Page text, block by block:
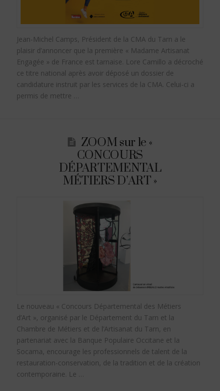
Jean-Michel Camps, Président de la CMA du Tarn a le
plaisir d’annoncer que la première « Madame Artisanat
Engagée » de France est tarnaise. Lore Camillo a décroché
ce titre national après avoir déposé un dossier de
candidature instruit par les services de la CMA. Celui-ci a
permis de mettre …
ZOOM sur le «
CONCOURS
DÉPARTEMENTAL
MÉTIERS D’ART »
Le nouveau « Concours Départemental des Métiers
d’Art », organisé par le Département du Tarn et la
Chambre de Métiers et de l’Artisanat du Tarn, en
partenariat avec la Banque Populaire Occitane et la
Socama, encourage les professionnels de talent de la
restauration-conservation, de la tradition et de la création
contemporaine. Le …